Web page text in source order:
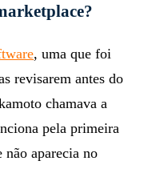
, uma que foi
revisarem antes do
chamava a
pela primeira
não aparecia no